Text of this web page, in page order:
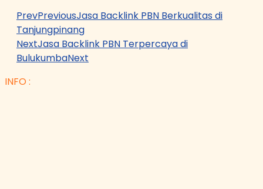
PrevPreviousJasa Backlink PBN Berkualitas di
Tanjungpinang
NextJasa Backlink PBN Terpercaya di
BulukumbaNext
INFO :